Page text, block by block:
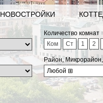
НОВОСТРОЙКИ
Количество комнат
Ком
Ст 1 2
Район,
Любой ⊞